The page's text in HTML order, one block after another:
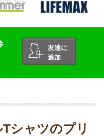
友達に
追加
シャツのプリ